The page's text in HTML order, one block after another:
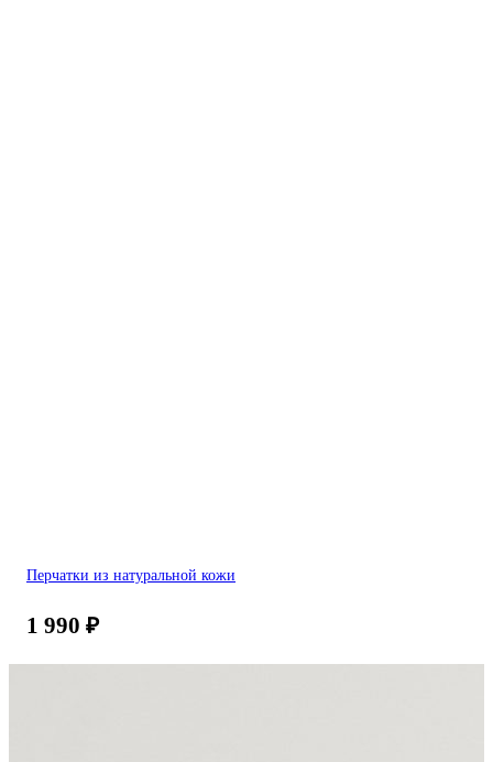
Перчатки из натуральной кожи
1 990 ₽